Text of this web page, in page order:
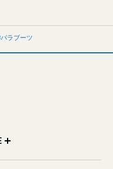
パラブーツ